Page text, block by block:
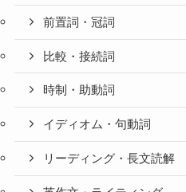
前置詞・冠詞
比較・接続詞
時制・助動詞
イディオム・句動詞
リーディング・長文読解